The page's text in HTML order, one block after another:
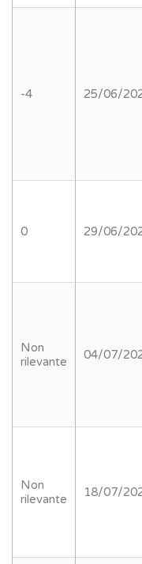
-4 25/06/
0 29/06/
Non
rilevante
04/07/
Non
rilevante
18/07/